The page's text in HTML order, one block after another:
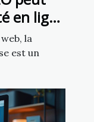
en ligne
la
est un